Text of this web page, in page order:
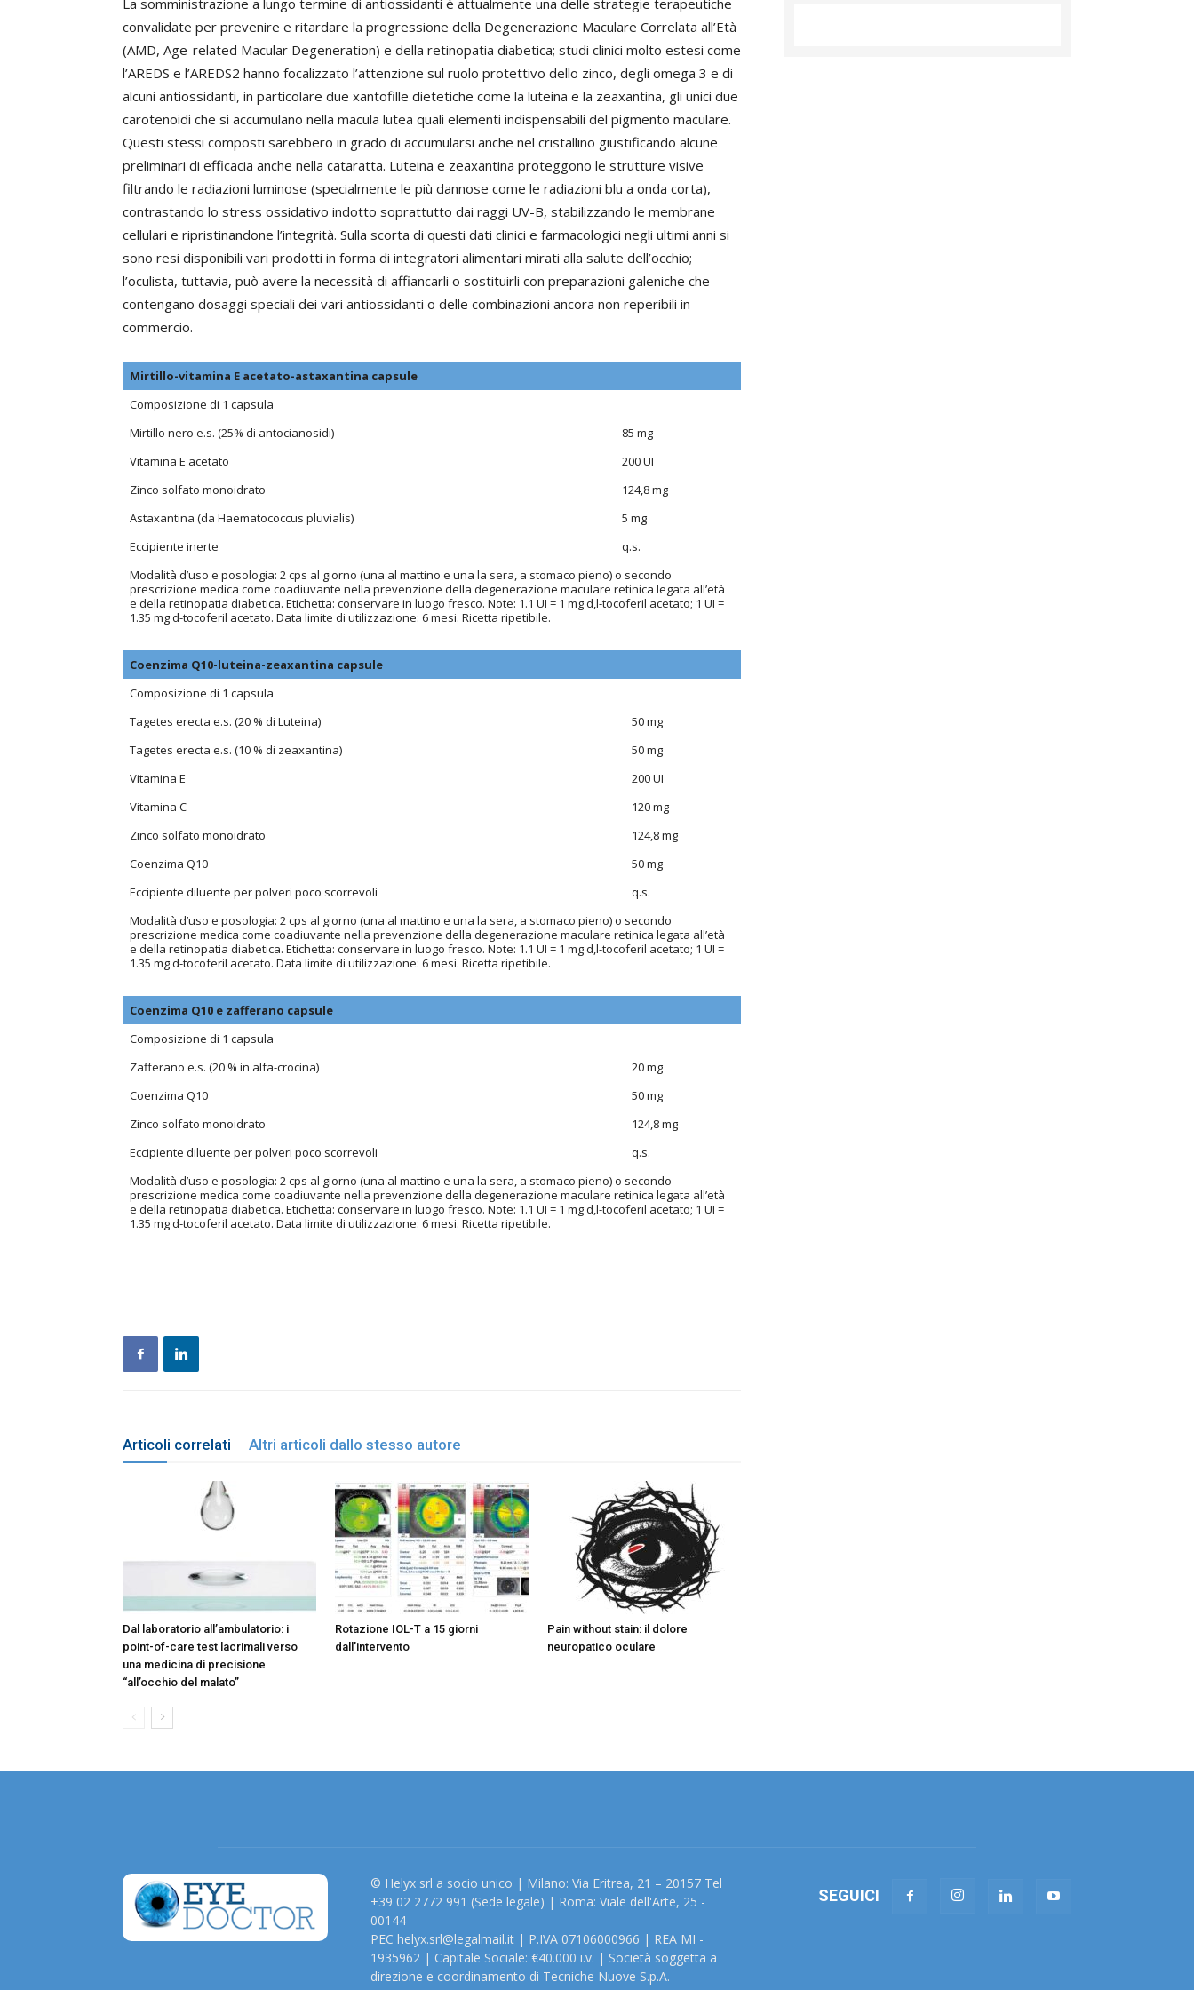
La somministrazione a lungo termine di antiossidanti è attualmente una delle strategie terapeutiche
convalidate per prevenire e ritardare la progressione della Degenerazione Maculare Correlata all’Età
(AMD, Age-related Macular Degeneration) e della retinopatia diabetica; studi clinici molto estesi come
l’AREDS e l’AREDS2 hanno focalizzato l’attenzione sul ruolo protettivo dello zinco, degli omega 3 e di
alcuni antiossidanti, in particolare due xantofille dietetiche come la luteina e la zeaxantina, gli unici due
carotenoidi che si accumulano nella macula lutea quali elementi indispensabili del pigmento maculare.
Questi stessi composti sarebbero in grado di accumularsi anche nel cristallino giustificando alcune
preliminari di efficacia anche nella cataratta. Luteina e zeaxantina proteggono le strutture visive
filtrando le radiazioni luminose (specialmente le più dannose come le radiazioni blu a onda corta),
contrastando lo stress ossidativo indotto soprattutto dai raggi UV-B, stabilizzando le membrane
cellulari e ripristinandone l’integrità. Sulla scorta di questi dati clinici e farmacologici negli ultimi anni si
sono resi disponibili vari prodotti in forma di integratori alimentari mirati alla salute dell’occhio;
l’oculista, tuttavia, può avere la necessità di affiancarli o sostituirli con preparazioni galeniche che
contengano dosaggi speciali dei vari antiossidanti o delle combinazioni ancora non reperibili in
commercio.
Mirtillo-vitamina E acetato-astaxantina capsule
Composizione di 1 capsula
Mirtillo nero e.s. (25% di antocianosidi)
85 mg
Vitamina E acetato
200 UI
Zinco solfato monoidrato
124,8 mg
Astaxantina (da Haematococcus pluvialis)
5 mg
Eccipiente inerte
q.s.
Modalità d’uso e posologia: 2 cps al giorno (una al mattino e una la sera, a stomaco pieno) o secondo
prescrizione medica come coadiuvante nella prevenzione della degenerazione maculare retinica legata all’età
e della retinopatia diabetica. Etichetta: conservare in luogo fresco. Note: 1.1 UI = 1 mg d,l-tocoferil acetato; 1 UI =
1.35 mg d-tocoferil acetato. Data limite di utilizzazione: 6 mesi. Ricetta ripetibile.
Coenzima Q10-luteina-zeaxantina capsule
Composizione di 1 capsula
Tagetes erecta e.s. (20 % di Luteina)
50 mg
Tagetes erecta e.s. (10 % di zeaxantina)
50 mg
Vitamina E
200 UI
Vitamina C
120 mg
Zinco solfato monoidrato
124,8 mg
Coenzima Q10
50 mg
Eccipiente diluente per polveri poco scorrevoli
q.s.
Modalità d’uso e posologia: 2 cps al giorno (una al mattino e una la sera, a stomaco pieno) o secondo
prescrizione medica come coadiuvante nella prevenzione della degenerazione maculare retinica legata all’età
e della retinopatia diabetica. Etichetta: conservare in luogo fresco. Note: 1.1 UI = 1 mg d,l-tocoferil acetato; 1 UI =
1.35 mg d-tocoferil acetato. Data limite di utilizzazione: 6 mesi. Ricetta ripetibile.
Coenzima Q10 e zafferano capsule
Composizione di 1 capsula
Zafferano e.s. (20 % in alfa-crocina)
20 mg
Coenzima Q10
50 mg
Zinco solfato monoidrato
124,8 mg
Eccipiente diluente per polveri poco scorrevoli
q.s.
Modalità d’uso e posologia: 2 cps al giorno (una al mattino e una la sera, a stomaco pieno) o secondo
prescrizione medica come coadiuvante nella prevenzione della degenerazione maculare retinica legata all’età
e della retinopatia diabetica. Etichetta: conservare in luogo fresco. Note: 1.1 UI = 1 mg d,l-tocoferil acetato; 1 UI =
1.35 mg d-tocoferil acetato. Data limite di utilizzazione: 6 mesi. Ricetta ripetibile.
Articoli correlati Altri articoli dallo stesso autore
Dal laboratorio all’ambulatorio: i
point-of-care test lacrimali verso
una medicina di precisione
“all’occhio del malato”
Rotazione IOL-T a 15 giorni
dall’intervento
Pain without stain: il dolore
neuropatico oculare
© Helyx srl a socio unico | Milano: Via Eritrea, 21 – 20157 Tel
+39 02 2772 991 (Sede legale) | Roma: Viale dell'Arte, 25 -
00144
PEC helyx.srl@legalmail.it | P.IVA 07106000966 | REA MI -
1935962 | Capitale Sociale: €40.000 i.v. | Società soggetta a
direzione e coordinamento di Tecniche Nuove S.p.A.
SEGUICI